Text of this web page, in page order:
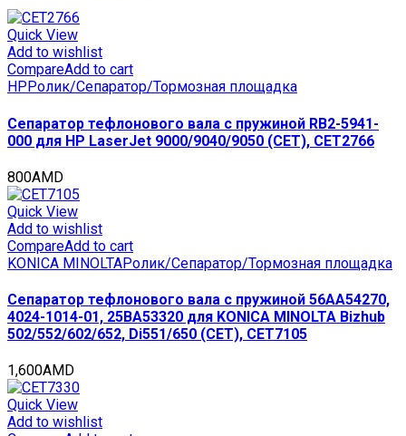
E-
Studio
168/208/258,
DP1600/2000/2500
(CET),
quantity
Quick View
Add to wishlist
CompareAdd to cart
HP Ролик/Сепаратор/Тормозная площадка
Сепаратор тефлонового вала с пружиной RB2-5941-
000 для HP LaserJet 9000/9040/9050 (CET), CET2766
800AMD
Quick View
Add to wishlist
CompareAdd to cart
KONICA MINOLTAРолик/Сепаратор/Тормозная площадка
Сепаратор тефлонового вала с пружиной 56AA54270,
4024-1014-01, 25BA53320 для KONICA MINOLTA Bizhub
502/552/602/652, Di551/650 (CET), CET7105
1,600AMD
Quick View
Add to wishlist